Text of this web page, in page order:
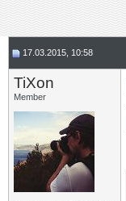
17.03.2015, 10:58
TiXon
Member